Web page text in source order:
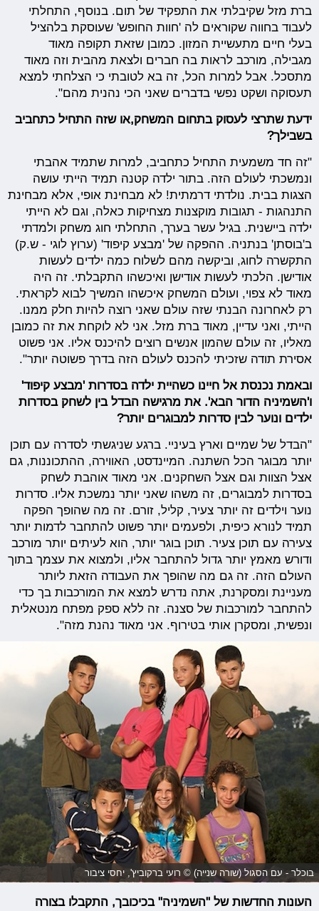
ברת מזל שקיבלתי את התפקיד של תום. בנוסף, התחלתי
לעבוד בחווה שקוראים לה 'חוות החופש' שעוסקת בלהציל
בעלי חיים מתעשיית המזון. כמובן שזאת תקופה מאוד
מגבילה, מורכב לראות בה חברים ולצאת מהבית וזה מאוד
מתסכל. אבל למרות הכל, זה בא לטובתי כי הצלחתי למצא
תעסוקה ושקט נפשי בדברים שאני הכי נהנית מהם".
ידעת שתרצי לעסוק בתחום המשחק,או שזה התחיל כתחביב
בשבילך?
"זה חד משמעית התחיל כתחביב, למרות שתמיד אהבתי
ונמשכתי לעולם הזה. בתור ילדה קטנה תמיד הייתי עושה
הצגות בבית. נולדתי דרמתית! לא מבחינת אופי, אלא מבחינת
התנהגות - תגובות מוקצנות מצחיקות כאלה, וגם לא הייתי
ילדה ביישנית. בגיל עשר בערך, התחלתי חוג משחק ולמדתי
ב'בוסתן' בנתניה. ההפקה של 'מבצע קיפוד' (ערוץ לוגי - ש.ק)
התקשרה לחוג, וביקשה מהם לשלוח כמה ילדים לעשות
אודישן. הלכתי לעשות אודישן ואיכשהו התקבלתי. זה היה
מאוד לא צפוי, ועולם המשחק איכשהו המשיך לבוא לקראתי.
רק לאחרונה הבנתי שזה עולם שאני רוצה להיות חלק ממנו.
הייתי, ואני עדיין, מאוד ברת מזל. אני לא לוקחת את זה כמובן
מאליו, זה עולם שהמון אנשים רוצים להיכנס אליו. אני פשוט
אסירת תודה שזכיתי להכנס לעולם הזה בדרך פשוטה יותר".
ובאמת נכנסת אל חיינו כשהיית ילדה בסדרות 'מבצע קיפוד'
ו'השמיניה הדור הבא'. את מרגישה הבדל בין לשחק בסדרות
ילדים ונוער לבין סדרות למבוגרים יותר?
"הבדל של שמיים וארץ בעיניי. ברגע שניגשתי לסדרה עם תוכן
יותר מבוגר הכל השתנה. המיינדסט, האווירה, ההתכוננות, גם
אצל הצוות וגם אצל השחקנים. אני מאוד אוהבת לשחק
בסדרות למבוגרים, זה משהו שאני יותר נמשכת אליו. סדרות
נוער וילדים זה יותר צעיר, קליל, זורם. זה מה שהופך הפקה
תמיד לנורא כיפית, ולפעמים יותר פשוט להתחבר לדמות יותר
צעירה עם תוכן צעיר. תוכן בוגר יותר, הוא לעיתים יותר מורכב
ודורש מאמץ יותר גדול להתחבר אליו, ולמצוא את עצמך בתוך
העולם הזה. זה גם מה שהופך את העבודה הזאת ליותר
מעניינת ומסקרנת, אתה נדרש למצא את המורכבות בך כדי
להתחבר למורכבות של סצנה. זה ללא ספק מפתח מנטאלית
ונפשית, ומסקרן אותי בטירוף. אני מאוד נהנת מזה".
בוכלר - עם הסגול (שורה שנייה) © רועי ברקוביץ', יחסי ציבור
העונות החדשות של "השמיניה" בכיכובך, התקבלו בצורה